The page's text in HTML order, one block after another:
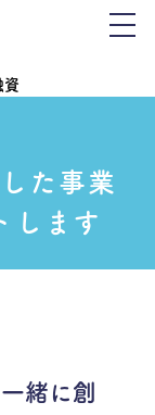
資
た 事業
します
緒に創